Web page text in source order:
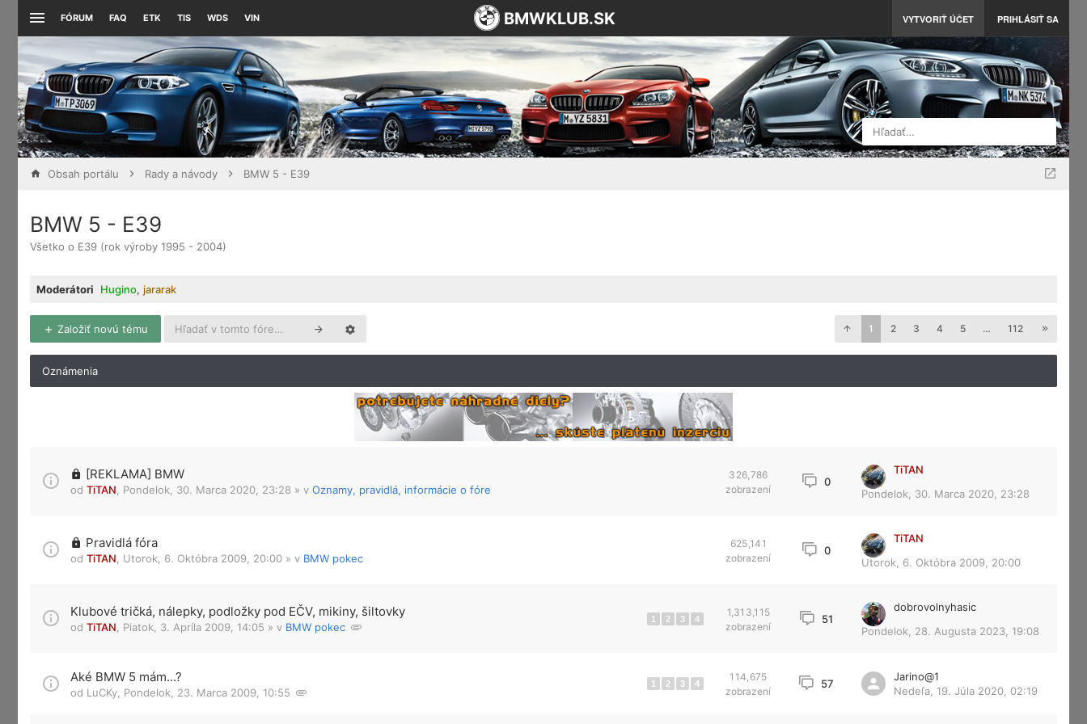
FÓRUM FAQ ETK TIS WDS VIN VYTVORIŤ ÚČET PRIHLÁSIŤ SA
BMWKLUB.SK
Hľadať…
Obsah portálu Rady a návody BMW 5 - E39
BMW 5 - E39
Všetko o E39 (rok výroby 1995 - 2004)
Moderátori Hugino, jararak
Založiť novú tému 1 2 3 4 5 … 112
Oznámenia
[REKLAMA] BMW
od TiTAN Pondelok, 30. Marca 2020, 23:28 » v Oznamy, pravidlá, informácie o fóre
326,786
zobrazení
0
TiTAN
Pondelok, 30. Marca 2020, 23:28
Pravidlá fóra
od TiTAN Utorok, 6. Októbra 2009, 20:00 » v BMW pokec
625,141
zobrazení
0
TiTAN
Utorok, 6. Októbra 2009, 20:00
Klubové tričká, nálepky, podložky pod EČV, mikiny, šiltovky
od TiTAN Piatok, 3. Apríla 2009, 14:05 » v BMW pokec
1 2 3 4
1,313,115
zobrazení
51
dobrovolnyhasic
Pondelok, 28. Augusta 2023, 19:08
Aké BMW 5 mám...?
od LuCKy Pondelok, 23. Marca 2009, 10:55
1 2 3 4
114,675
zobrazení
57
Jarino@1
Nedeľa, 19. Júla 2020, 02:19